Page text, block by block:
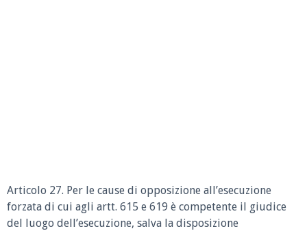
Articolo 27. Per le cause di opposizione all’esecuzione
forzata di cui agli artt. 615 e 619 è competente il giudice
del luogo dell’esecuzione, salva la disposizione